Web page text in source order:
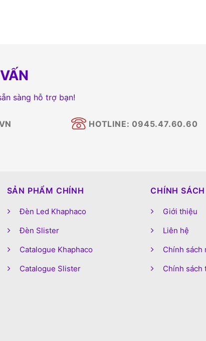
sàng hỗ trợ bạn!
HOTLINE: 0945.47.60.60
SẢN PHẨM CHÍNH
Đèn Led Khaphaco
Đèn Slister
Catalogue Khaphaco
Catalogue Slister
CHÍNH SÁCH
Giới thiệu
Liên hệ
Chính sách
Chính sách